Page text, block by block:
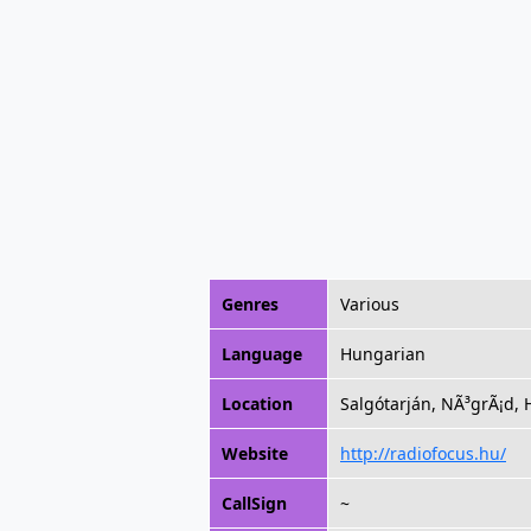
Genres Various
Language Hungarian
Location Salgótarján, NÃ³grÃ¡d,
Website http://radiofocus.hu/
CallSign ~